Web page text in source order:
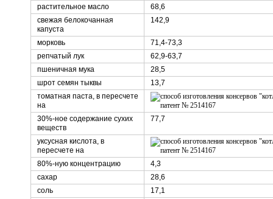
растительное масло
68,6
свежая белокочанная
капуста
142,9
морковь
71,4-73,3
репчатый лук
62,9-63,7
пшеничная мука
28,5
шрот семян тыквы
13,7
томатная паста, в пересчете
на
30%-ное содержание сухих
веществ
77,7
уксусная кислота, в
пересчете на
80%-ную концентрацию
4,3
сахар
28,6
соль
17,1